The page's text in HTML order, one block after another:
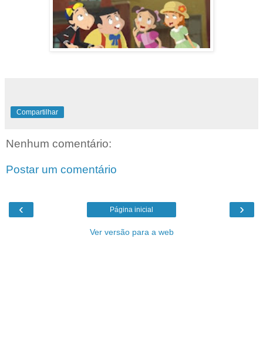
Compartilhar
Nenhum comentário:
Postar um comentário
‹ ›
Página inicial
Ver versão para a web